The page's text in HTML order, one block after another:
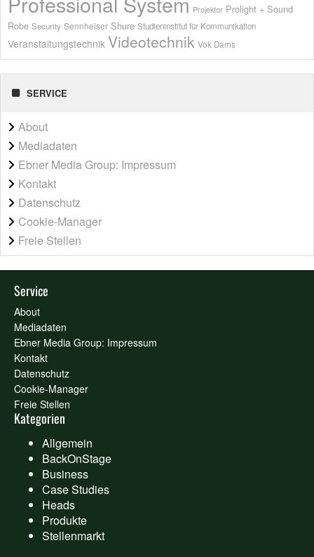
Projektor Prolight + Sound
Robe Security Sennheiser Shure Studieninstitut für Kommunikation
Veranstaltungstechnik Videotechnik Vok Dams
SERVICE
About
Mediadaten
Ebner Media Group: Impressum
Kontakt
Datenschutz
Cookie-Manager
Freie Stellen
Service
About
Mediadaten
Ebner Media Group: Impressum
Kontakt
Datenschutz
Cookie-Manager
Freie Stellen
Kategorien
Allgemein
BackOnStage
Business
Case Studies
Heads
Produkte
Stellenmarkt